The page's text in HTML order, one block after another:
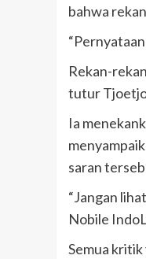
bahwa
Rekan-
tutur
Ia
saran
“Jangan
Nobile
Semua